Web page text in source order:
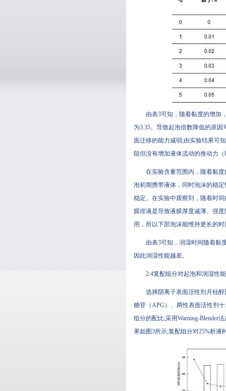
由表3可知，随着黏度的增加
为3.35。导致起泡倍数降低的原因
面迁移的能力减弱;由实验结果可知
阻但没有增加液体流动的推动力（
在实验含量范围内，随着黏度
泡初期携带液体，同时泡沫的稳
稳定。在实验中观察到，随着时
膜排液是导致液膜厚度减薄
用，所以下部泡沫能维持更长的时
由表3可知，润湿时间随着黏
因此润湿性能越差。
2.4复配组分对起泡和润湿性
选择阴离子表面活性剂月桂醇
糖苷（APG）、两性表面活性剂
组分的配比;采用Warning-Blender
果如图3所示;复配组分对25%析液